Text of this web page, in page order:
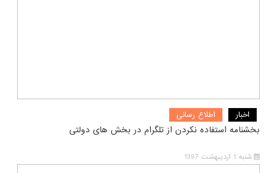
اخبار اطلاع رسانی
بخشنامه استفاده نکردن از تلگرام در بخش های دولتی
شنبه 1 اردیبهشت 1397